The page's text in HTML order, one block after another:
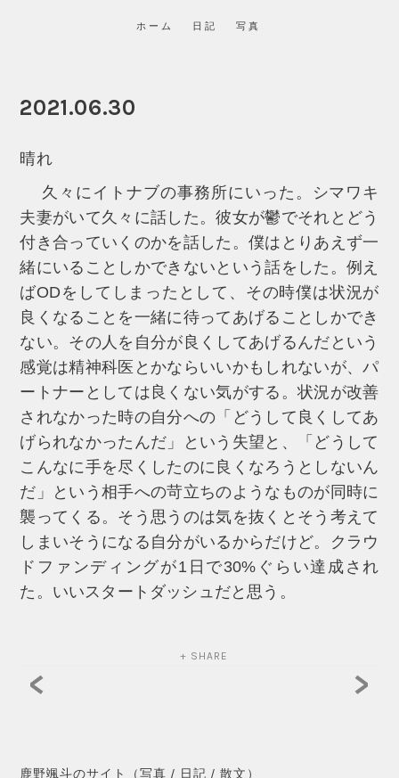
ホーム 日記 写真
2021.06.30
晴れ
久々にイトナブの事務所にいった。シマワキ
夫妻がいて久々に話した。彼女が鬱でそれとどう
付き合っていくのかを話した。僕はとりあえず一
緒にいることしかできないという話をした。例え
ばODをしてしまったとして、その時僕は状況が
良くなることを一緒に待ってあげることしかでき
ない。その人を自分が良くしてあげるんだという
感覚は精神科医とかならいいかもしれないが、パ
ートナーとしては良くない気がする。状況が改善
されなかった時の自分への「どうして良くしてあ
げられなかったんだ」という失望と、「どうして
こんなに手を尽くしたのに良くなろうとしないん
だ」という相手への苛立ちのようなものが同時に
襲ってくる。そう思うのは気を抜くとそう考えて
しまいそうになる自分がいるからだけど。クラウ
ドファンディングが1日で30%ぐらい達成され
た。いいスタートダッシュだと思う。
+ SHARE
< >
鹿野颯斗のサイト（写真 / 日記 / 散文）